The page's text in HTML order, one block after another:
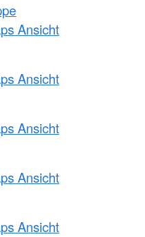
Ansicht
Ansicht
Ansicht
Ansicht
Ansicht